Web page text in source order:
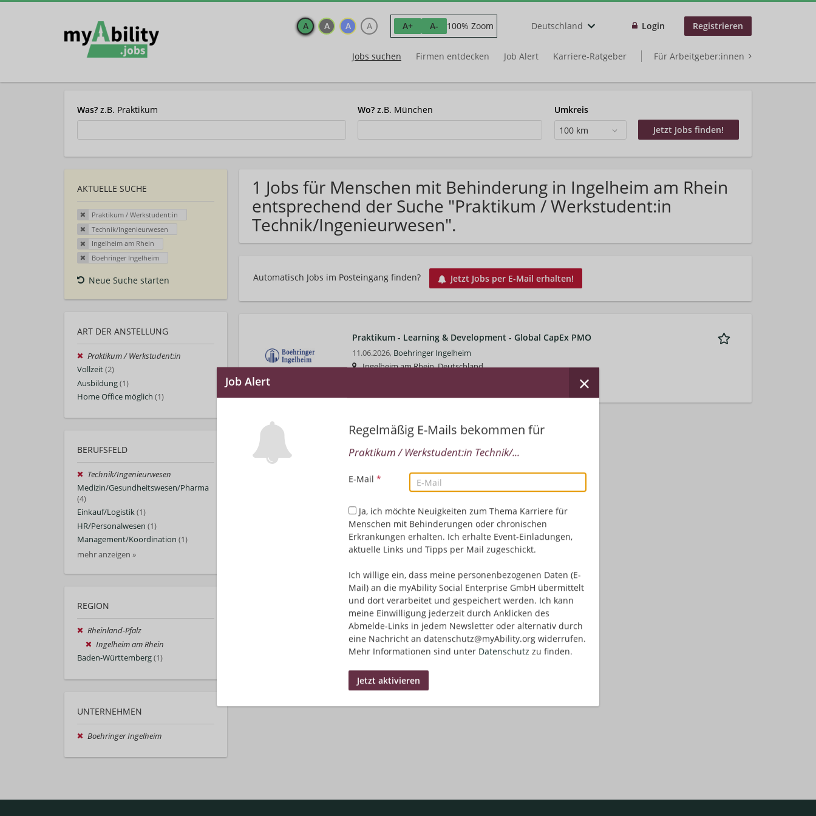
A A A A A+ A- 100% Zoom Deutschland Login Registrieren
Jobs suchen Firmen entdecken Job Alert Karriere-Ratgeber Für Arbeitgeber:innen
Was? z.B. Praktikum Wo? z.B. München
Umkreis
100 km
AKTUELLE SUCHE
Praktikum / Werkstudent:in
Technik/Ingenieurwesen
Ingelheim am Rhein
Boehringer Ingelheim
Neue Suche starten
ART DER ANSTELLUNG
Praktikum / Werkstudent:in
Vollzeit(2)
Ausbildung(1)
Home Office möglich (1)
BERUFSFELD
Technik/Ingenieurwesen
Medizin/Gesundheitswesen/Pharma
(4)
Einkauf/Logistik(1)
HR/Personalwesen (1)
Management/Koordination (1)
mehr anzeigen »
REGION
Rheinland-Pfalz
Ingelheim am Rhein
Baden-Württemberg(1)
UNTERNEHMEN
Boehringer Ingelheim
1 Jobs für Menschen mit Behinderung in Ingelheim am Rhein
entsprechend der Suche "Praktikum / Werkstudent:in
Technik/Ingenieurwesen".
Automatisch Jobs im Posteingang finden? Jetzt Jobs per E-Mail erhalten!
Regelmäßig E-Mails bekommen für
Praktikum / Werkstudent:in Technik/...
E-Mail *
Ja, ich möchte Neuigkeiten zum Thema Karriere für
Menschen mit Behinderungen oder chronischen
Erkrankungen erhalten. Ich erhalte Event-Einladungen,
aktuelle Links und Tipps per Mail zugeschickt.
Ich willige ein, dass meine personenbezogenen Daten (E-
Mail) an die myAbility Social Enterprise GmbH übermittelt
und dort verarbeitet und gespeichert werden. Ich kann
meine Einwilligung jederzeit durch Anklicken des
Abmelde-Links in jedem Newsletter oder alternativ durch
eine Nachricht an datenschutz@myAbility.org widerrufen.
Mehr Informationen sind unter Datenschutz zu finden.
Praktikum - Learning & Development - Global CapEx PMO
11.06.2026, Boehringer Ingelheim
Ingelheim am Rhein, Deutschland